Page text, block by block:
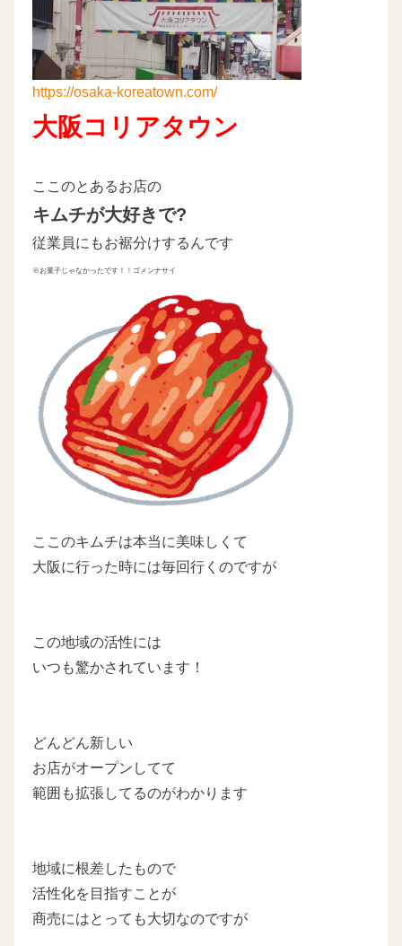
https://osaka-koreatown.com/
大阪コリアタウン
ここのとあるお店の
キムチが大好きで?
従業員にもお裾分けするんです
※お菓子じゃなかったです！！ゴメンナサイ
ここのキムチは本当に美味しくて
大阪に行った時には毎回行くのですが
この地域の活性には
いつも驚かされています！
どんどん新しい
お店がオープンしてて
範囲も拡張してるのがわかります
地域に根差したもので
活性化を目指すことが
商売にはとっても大切なのですが